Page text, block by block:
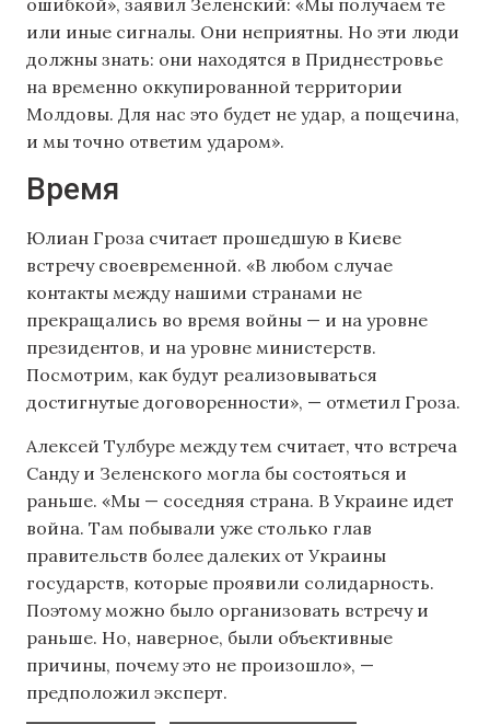
или иные сигналы. Они неприятны. Но эти люди
должны знать: они находятся в Приднестровье
на временно оккупированной территории
Молдовы. Для нас это будет не удар, а пощечина,
и мы точно ответим ударом».
Время
Юлиан Гроза считает прошедшую в Киеве
встречу своевременной. «В любом случае
контакты между нашими странами не
прекращались во время войны — и на уровне
президентов, и на уровне министерств.
Посмотрим, как будут реализовываться
достигнутые договоренности», — отметил Гроза.
Алексей Тулбуре между тем считает, что встреча
Санду и Зеленского могла бы состояться и
раньше. «Мы — соседняя страна. В Украине идет
война. Там побывали уже столько глав
правительств более далеких от Украины
государств, которые проявили солидарность.
Поэтому можно было организовать встречу и
раньше. Но, наверное, были объективные
причины, почему это не произошло», —
предположил эксперт.